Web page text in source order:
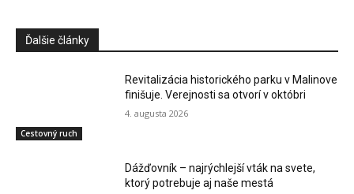
Ďalšie články
Cestovný ruch
Revitalizácia historického parku v Malinove
finišuje. Verejnosti sa otvorí v októbri
4. augusta 2026
Dážďovník – najrýchlejší vták na svete,
ktorý potrebuje aj naše mestá